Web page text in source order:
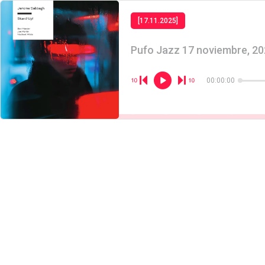
[17.11.2025]
Pufo Jazz 17 noviembre,
00:00:00